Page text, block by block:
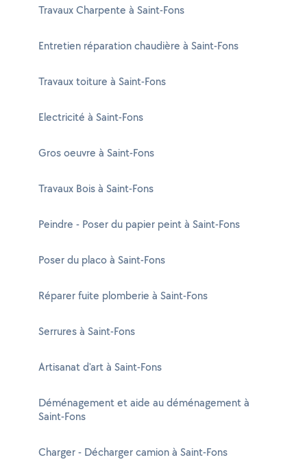
Travaux Charpente à Saint-Fons
Entretien réparation chaudière à Saint-Fons
Travaux toiture à Saint-Fons
Electricité à Saint-Fons
Gros oeuvre à Saint-Fons
Travaux Bois à Saint-Fons
Peindre - Poser du papier peint à Saint-Fons
Poser du placo à Saint-Fons
Réparer fuite plomberie à Saint-Fons
Serrures à Saint-Fons
Artisanat d'art à Saint-Fons
Déménagement et aide au déménagement à
Saint-Fons
Charger - Décharger camion à Saint-Fons